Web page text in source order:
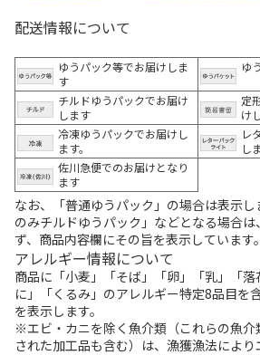
配送情報について
ゆうパック等でお届けしま
す
ゆ
チルドゆうパックでお届け
します
定
け
冷凍ゆうパックでお届けし
ます。
レ
し
佐川急便でのお届けとなり
ます
なお、「普通ゆうパック」の場合は表示
のみチルドゆうパック」などとなる場合
ず、商品内容欄にその旨を表示しています。
アレルギー情報について
商品に「小麦」「そば」「卵」「乳」「
に」「くるみ」のアレルギー特定8品目を
を表示します。
※エビ・カニを除く魚介類（これらの魚
された加工品も含む）は、漁獲漁法によ